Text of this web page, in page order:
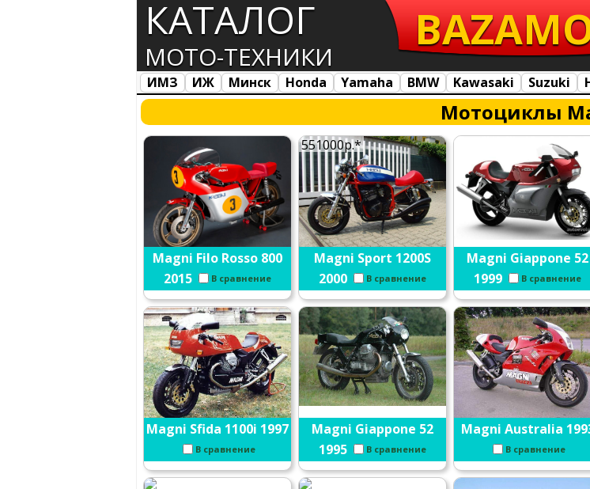
КАТАЛОГ
МОТО-ТЕХНИКИ
BAZA
ИМЗ ИЖ Минск Honda Yamaha BMW Kawasaki Suzuki
Все марки
Загрузка... Мотоциклы
Magni Filo Rosso 800
2015
В сравнение
551000р.*
Magni Sport 1200S
2000
В сравнение
Magni Giappone 52
1999
В сравнение
Magni Sfida 1100i 1997
В сравнение
Magni Giappone 52
1995
В сравнение
Magni Australia
В сравнение